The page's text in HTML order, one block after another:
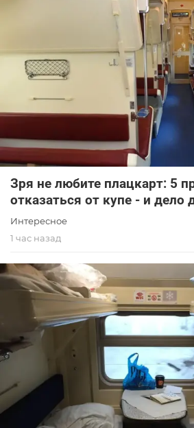
Зря не любите плацкарт: 5
отказаться от купе - и дело
Интересное
1 час назад